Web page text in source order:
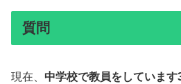
質問
現在、 中学校で教員をしています